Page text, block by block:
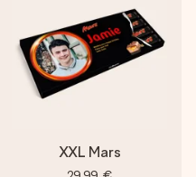
XXL Mars